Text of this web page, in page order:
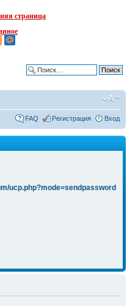
страница
FAQ Регистрация Вход
ucp.php?mode=sendpassword